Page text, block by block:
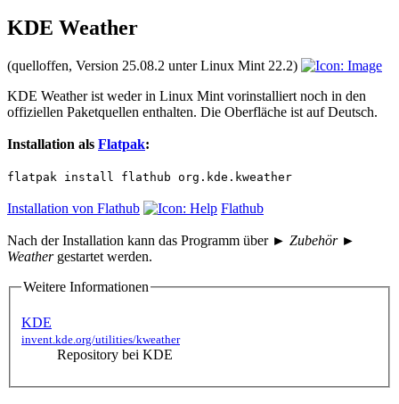
KDE Weather
(quelloffen, Version 25.08.2 unter Linux Mint 22.2)
KDE Weather ist weder in Linux Mint vorinstalliert noch in den
offiziellen Paketquellen enthalten. Die Oberfläche ist auf Deutsch.
Installation als Flatpak:
flatpak install flathub org.kde.kweather
Installation von Flathub Flathub
Nach der Installation kann das Programm über ► Zubehör ►
Weathergestartet werden.
Weitere Informationen
KDE
invent.kde.org/utilities/kweather
Repository bei KDE